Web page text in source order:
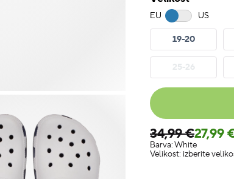
EU US
19-20
25-26
34,99 €27,99
Barva:White
Velikost: izberite